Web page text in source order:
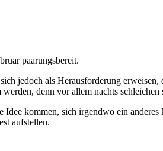
paarungsbereit.
jedoch als Herausforderung erweisen,
denn vor allem nachts schleichen
kommen, sich irgendwo ein anderes
aufstellen.